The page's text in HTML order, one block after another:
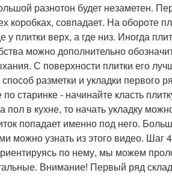
разнотон будет незаметен.
коробках, совпадает. На обороте
у плитки верх, а где низ. Иногда
можно дополнительно
С поверхности плитки его
разметки и укладки первого
по старинке - начинайте класть
пол в кухне, то начать укладку
попадает именно под него.
можно узнать из этого видео. Шаг
по нему, мы можем
Внимание! Первый ряд